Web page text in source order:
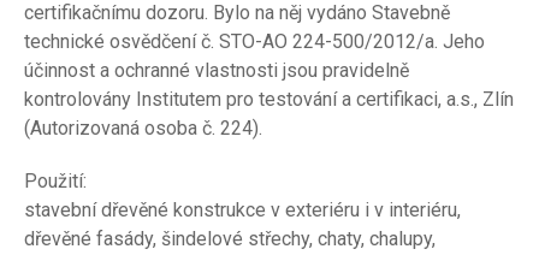
certifikačnímu dozoru. Bylo na něj vydáno Stavebně
technické osvědčení č. STO-AO 224-500/2012/a. Jeho
účinnost a ochranné vlastnosti jsou pravidelně
kontrolovány Institutem pro testování a certifikaci, a.s., Zlín
(Autorizovaná osoba č. 224).
Použití:
stavební dřevěné konstrukce v exteriéru i v interiéru,
dřevěné fasády, šindelové střechy, chaty, chalupy,